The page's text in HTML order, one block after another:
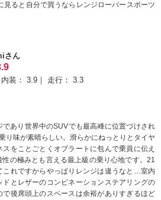
見ると自分で買うならレンジローバースポーツ
さん
内装： 3.9 走行： 3.3
あり世界中のSUVでも最高峰に位置づけされ
り味が素晴らしい。滑らかにねっとりとタイヤ
をことごとくオブラートに包んで乗員に伝え
の極みとも言える最上級の乗り心地です。21
これですからやっぱりレンジは違うなと…室内
とレザーのコンビネーションステアリングの
後席頭上のスペースは余裕がありすぎるほど